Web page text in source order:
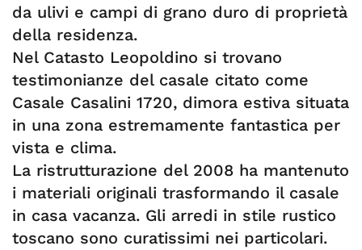
da ulivi e campi di grano duro di proprietà
della residenza.
Nel Catasto Leopoldino si trovano
testimonianze del casale citato come
Casale Casalini 1720, dimora estiva situata
in una zona estremamente fantastica per
vista e clima.
La ristrutturazione del 2008 ha mantenuto
i materiali originali trasformando il casale
in casa vacanza. Gli arredi in stile rustico
toscano sono curatissimi nei particolari.